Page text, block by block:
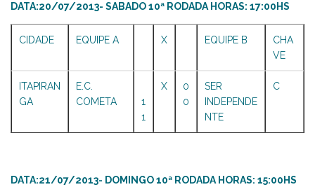
DATA:20/07/2013- SABADO 10ª RODADA HORAS: 17:00HS
CIDADE EQUIPE A X EQUIPE B
CHA
VE
ITAPIRAN
GA
E.C.
COMETA
1
1
X
0
0
SER
INDEPENDE
NTE
C
DATA:21/07/2013- DOMINGO 10ª RODADA HORAS: 15:00HS